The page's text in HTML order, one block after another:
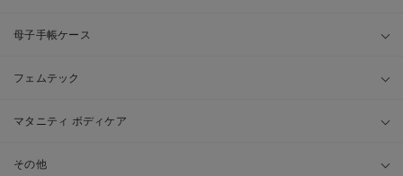
母子手帳ケース
フェムテック
マタニティ ボディケア
その他